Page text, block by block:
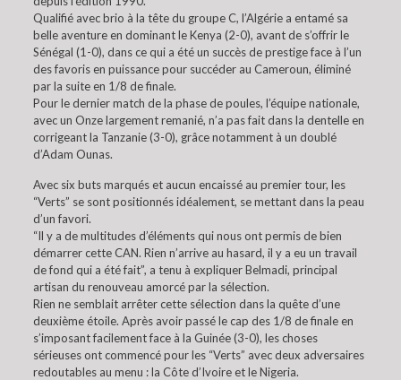
Qualifié avec brio à la tête du groupe C, l’Algérie a entamé sa
belle aventure en dominant le Kenya (2-0), avant de s’offrir le
Sénégal (1-0), dans ce qui a été un succès de prestige face à l’un
des favoris en puissance pour succéder au Cameroun, éliminé
par la suite en 1/8 de finale.
Pour le dernier match de la phase de poules, l’équipe nationale,
avec un Onze largement remanié, n’a pas fait dans la dentelle en
corrigeant la Tanzanie (3-0), grâce notamment à un doublé
d’Adam Ounas.
Avec six buts marqués et aucun encaissé au premier tour, les
“Verts” se sont positionnés idéalement, se mettant dans la peau
d’un favori.
“Il y a de multitudes d’éléments qui nous ont permis de bien
démarrer cette CAN. Rien n’arrive au hasard, il y a eu un travail
de fond qui a été fait”, a tenu à expliquer Belmadi, principal
artisan du renouveau amorcé par la sélection.
Rien ne semblait arrêter cette sélection dans la quête d’une
deuxième étoile. Après avoir passé le cap des 1/8 de finale en
s’imposant facilement face à la Guinée (3-0), les choses
sérieuses ont commencé pour les “Verts” avec deux adversaires
redoutables au menu : la Côte d’Ivoire et le Nigeria.